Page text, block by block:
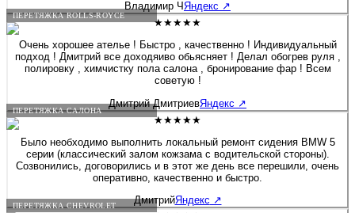
ПЕРЕТЯЖКА ROLLS-ROYCE
ПЕРЕТЯЖКА САЛОНА
ПЕРЕТЯЖКА CHEVROLET
Владимир Ч Яндекс ↗
★★★★★
Очень хорошее ателье ! Быстро , качественно ! Индивидуальный
подход ! Дмитрий все доходяиво обьясняет ! Делал обогрев руля ,
полировку , химчистку пола салона , бронирование фар ! Всем
советую !
Дмитрий ДмитриевЯндекс ↗
★★★★★
Было необходимо выполнить локальный ремонт сидения BMW 5
серии (классический залом кожзама с водительской стороны).
Созвонились, договорились и в этот же день все перешили, очень
оперативно, качественно и быстро.
ДмитрийЯндекс ↗